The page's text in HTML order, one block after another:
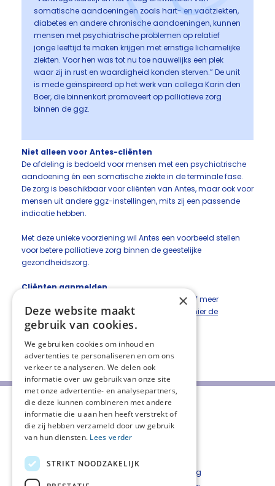
somatische aandoeningen zoals hart- en vaatziekten,
diabetes en andere chronische aandoeningen, kunnen
mensen met psychiatrische problemen op relatief
jonge leeftijd te maken krijgen met ernstige lichamelijke
ziekten. Voor hen was tot nu toe nauwelijks een plek
waar zij in rust en waardigheid konden sterven.” De unit
is mede geïnspireerd op het werk van collega Karin den
Boer, die binnenkort promoveert op palliatieve zorg
binnen de ggz.
Niet alleen voor Antes-cliënten
De afdeling is bedoeld voor mensen met een psychiatrische
aandoening én een somatische ziekte in de terminale fase.
De zorg is beschikbaar voor cliënten van Antes, maar ook voor
mensen uit andere ggz-instellingen, mits zij een passende
indicatie hebben.
Met deze unieke voorziening wil Antes een voorbeeld stellen
voor betere palliatieve zorg binnen de geestelijke
gezondheidszorg.
Cliënten aanmelden
Meer weten over het aanmelden van cliënten of meer
informatie over de palliatieve unit?
Download hier de
informatie
Deel deze pagina:
Over ons
Privacyverklaring
×
Deze website maakt
gebruik van cookies.
We gebruiken cookies om inhoud en
advertenties te personaliseren en om ons
verkeer te analyseren. We delen ook
informatie over uw gebruik van onze site
met onze advertentie- en analysepartners,
die deze kunnen combineren met andere
informatie die u aan hen heeft verstrekt of
die zij hebben verzameld door uw gebruik
van hun diensten. Lees verder
STRIKT NOODZAKELIJK